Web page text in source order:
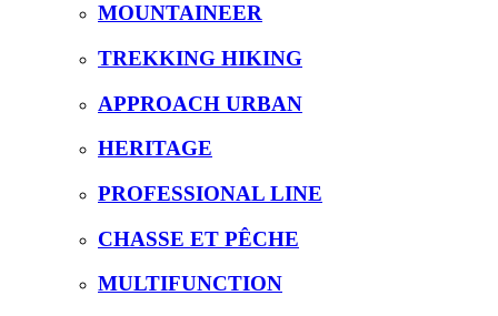
MOUNTAINEER
TREKKING HIKING
APPROACH URBAN
HERITAGE
PROFESSIONAL LINE
CHASSE ET PÊCHE
MULTIFUNCTION